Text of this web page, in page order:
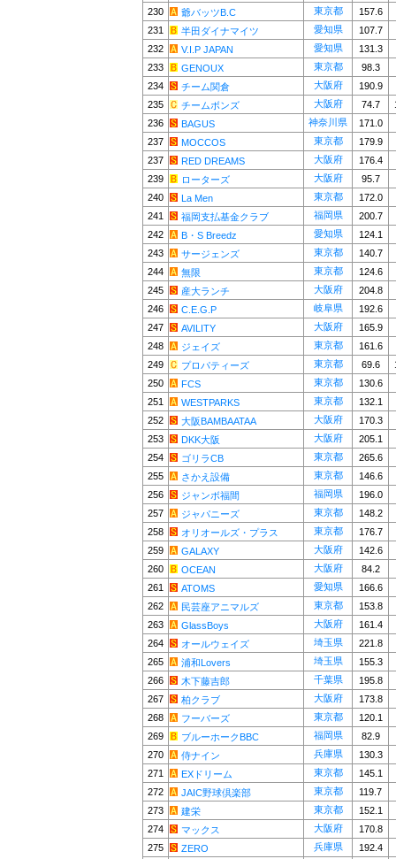
230
爺バッツB.C 東京都
157.6
231
半田ダイナマイツ 愛知県
107.7
232
V.I.P JAPAN 愛知県
131.3
233
GENOUX 東京都
98.3
234
チーム関倉 大阪府
190.9
235
チームボンズ 大阪府 74.7
236
BAGUS 神奈川県
171.0
237
MOCCOS 東京都
179.9
237
RED DREAMS 大阪府
176.4
239
ローターズ 大阪府
95.7
240
La Men 東京都
172.0
241
福岡支払基金クラブ 福岡県
200.7
242
B・S Breedz 愛知県
124.1
243
サージェンズ 東京都
140.7
244
無限 東京都
124.6
245
産大ランチ 大阪府
204.8
246
C.E.G.P 岐阜県
192.6
247
AVILITY 大阪府
165.9
248
ジェイズ 東京都
161.6
249
プロパティーズ 東京都 69.6
250
FCS 東京都
130.6
251
WESTPARKS 東京都
132.1
252
大阪BAMBAATAA 大阪府
170.3
253
DKK大阪 大阪府
205.1
254
ゴリラCB 東京都
265.6
255
さかえ設備 東京都
146.6
256
ジャンボ福間 福岡県
196.0
257
ジャパニーズ 東京都
148.2
258
オリオールズ・プラス 東京都
176.7
259
GALAXY 大阪府
142.6
260
OCEAN 大阪府
84.2
261
ATOMS 愛知県
166.6
262
民芸座アニマルズ 東京都
153.8
263
GlassBoys 大阪府
161.4
264
オールウェイズ 埼玉県
221.8
265
浦和Lovers 埼玉県
155.3
266
木下藤吉郎 千葉県
195.8
267
柏クラブ 大阪府
173.8
268
フーバーズ 東京都
120.1
269
ブルーホークBBC 福岡県
82.9
270
侍ナイン 兵庫県
130.3
271
EXドリーム 東京都
145.1
272
JAIC野球倶楽部 東京都
119.7
273
建栄 東京都
152.1
274
マックス 大阪府
170.8
275
ZERO 兵庫県
192.4